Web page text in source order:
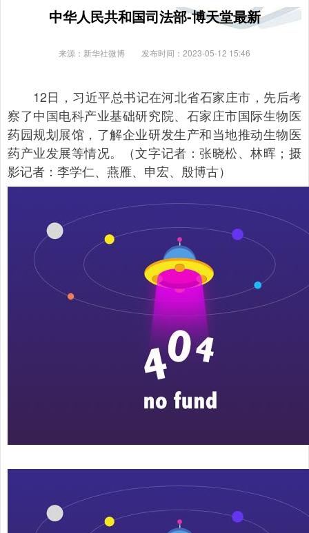
中华人民共和国司法部-博天堂最新
来源：新华社微博 发布时间：2023-05-12 15:46
12日，习近平总书记在河北省石家庄市，先后考
察了中国电科产业基础研究院、石家庄市国际生物医
药园规划展馆，了解企业研发生产和当地推动生物医
药产业发展等情况。（文字记者：张晓松、林晖；摄
影记者：李学仁、燕雁、申宏、殷博古）